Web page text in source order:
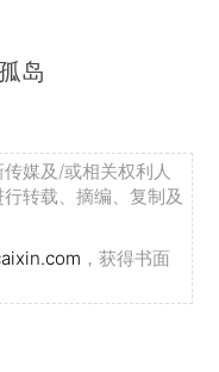
岛
媒及/或相关权利人
转载、摘编、复制及
，获得书面